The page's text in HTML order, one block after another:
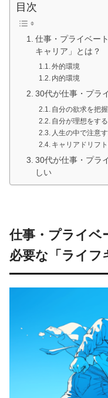
目次
仕事・プライベー
キャリア」とは？
外的環境
内的環境
30代が仕事・プラ
自分の欲求を把
自分が理想をす
人生の中で注意
キャリアドリフ
30代が仕事・プラ
しい
仕事・プライベ
必要な「ライフ